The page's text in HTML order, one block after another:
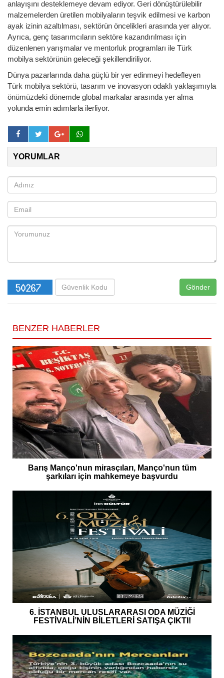
anlayışını desteklemeye devam ediyor. Geri dönüştürülebilir
malzemelerden üretilen mobilyaların teşvik edilmesi ve karbon
ayak izinin azaltılması, sektörün öncelikleri arasında yer alıyor.
Ayrıca, genç tasarımcıların sektöre kazandırılması için
düzenlenen yarışmalar ve mentorluk programları ile Türk
mobilya sektörünün geleceği şekillendiriliyor.
Dünya pazarlarında daha güçlü bir yer edinmeyi hedefleyen
Türk mobilya sektörü, tasarım ve inovasyon odaklı yaklaşımıyla
önümüzdeki dönemde global markalar arasında yer alma
yolunda emin adımlarla ilerliyor.
YORUMLAR
Gönder
BENZER HABERLER
Barış Manço'nun mirasçıları, Manço'nun tüm
şarkıları için mahkemeye başvurdu
6. İSTANBUL ULUSLARARASI ODA MÜZİĞİ
FESTİVALİ’NİN BİLETLERİ SATIŞA ÇIKTI!